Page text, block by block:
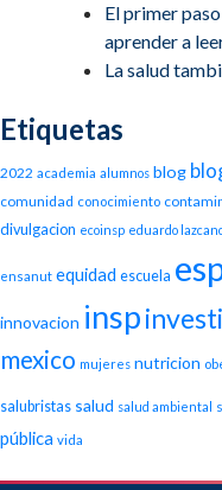
El primer
aprender a
La salud
Etiquetas
2022 academia alumnos blog
comunidad conocimiento
divulgacion ecoinsp eduardo
ensanut equidad escuela
innovacion insp
mexico mujeres nutricion
salubristas salud salud ambiental
pública vida